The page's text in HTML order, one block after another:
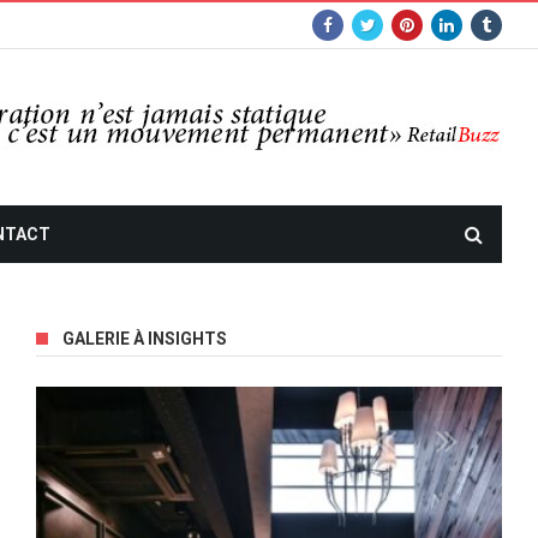
GALERIE À INSIGHTS